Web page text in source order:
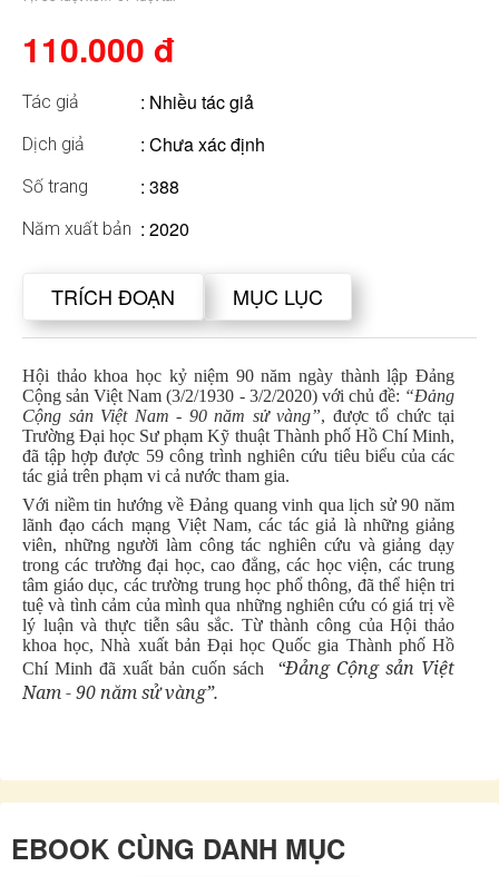
110.000 đ
Tác giả : Nhiều tác giả
Dịch giả : Chưa xác định
Số trang : 388
Năm xuất bản : 2020
TRÍCH ĐOẠN MỤC LỤC
Hội thảo khoa học kỷ niệm 90 năm ngày thành lập Đảng
Cộng sản Việt Nam (3/2/1930 - 3/2/2020) với chủ đề: “Đảng
Cộng sản Việt Nam - 90 năm sử vàng”, được tổ chức tại
Trường Đại học Sư phạm Kỹ thuật Thành phố Hồ Chí Minh,
đã tập hợp được 59 công trình nghiên cứu tiêu biểu của các
tác giả trên phạm vi cả nước tham gia.
Với niềm tin hướng về Đảng quang vinh qua lịch sử 90 năm
lãnh đạo cách mạng Việt Nam, các tác giả là những giảng
viên, những người làm công tác nghiên cứu và giảng dạy
trong các trường đại học, cao đẳng, các học viện, các trung
tâm giáo dục, các trường trung học phổ thông, đã thể hiện tri
tuệ và tình cảm của mình qua những nghiên cứu có giá trị về
lý luận và thực tiễn sâu sắc. Từ thành công của Hội thảo
khoa học, Nhà xuất bản Đại học Quốc gia Thành phố Hồ
Chí Minh đã xuất bản cuốn sách
“Đảng Cộng sản Việt
Nam - 90 năm sử vàng”.
EBOOK CÙNG DANH MỤC